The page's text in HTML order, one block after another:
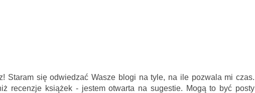
Staram się odwiedzać Wasze blogi na tyle, na ile pozwala mi czas.
recenzje książek - jestem otwarta na sugestie. Mogą to być posty